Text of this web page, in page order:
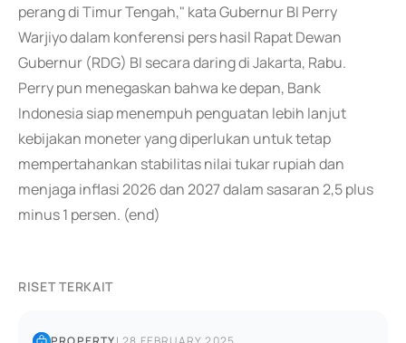
perang di Timur Tengah," kata Gubernur BI Perry
Warjiyo dalam konferensi pers hasil Rapat Dewan
Gubernur (RDG) BI secara daring di Jakarta, Rabu.
Perry pun menegaskan bahwa ke depan, Bank
Indonesia siap menempuh penguatan lebih lanjut
kebijakan moneter yang diperlukan untuk tetap
mempertahankan stabilitas nilai tukar rupiah dan
menjaga inflasi 2026 dan 2027 dalam sasaran 2,5 plus
minus 1 persen. (end)
RISET TERKAIT